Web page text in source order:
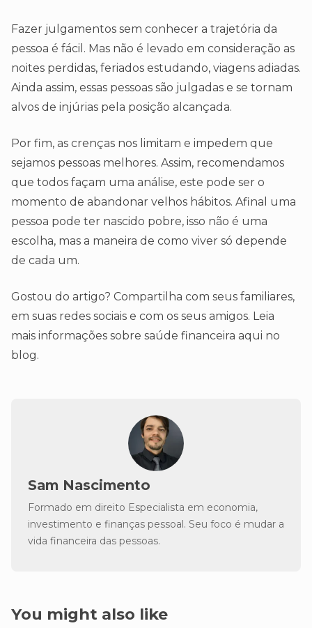
Fazer julgamentos sem conhecer a trajetória da
pessoa é fácil. Mas não é levado em consideração as
noites perdidas, feriados estudando, viagens adiadas.
Ainda assim, essas pessoas são julgadas e se tornam
alvos de injúrias pela posição alcançada.
Por fim, as crenças nos limitam e impedem que
sejamos pessoas melhores. Assim, recomendamos
que todos façam uma análise, este pode ser o
momento de abandonar velhos hábitos. Afinal uma
pessoa pode ter nascido pobre, isso não é uma
escolha, mas a maneira de como viver só depende
de cada um.
Gostou do artigo? Compartilha com seus familiares,
em suas redes sociais e com os seus amigos. Leia
mais informações sobre saúde financeira aqui no
blog.
Sam Nascimento
Formado em direito Especialista em economia,
investimento e finanças pessoal. Seu foco é mudar a
vida financeira das pessoas.
You might also like